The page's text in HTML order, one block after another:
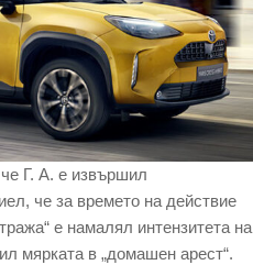
Г. А. е извършил
че за времето на действие
е намалял интензитета на
мярката в „домашен арест“.